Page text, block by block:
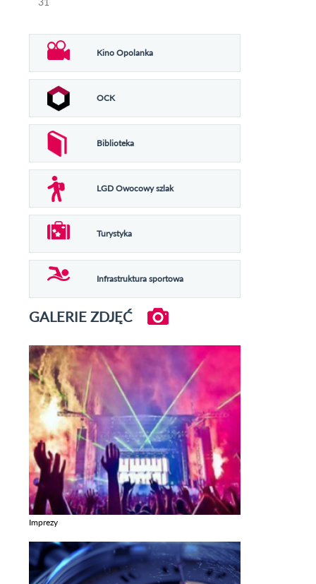
Kino Opolanka
OCK
Biblioteka
LGD Owocowy szlak
Turystyka
Infrastruktura sportowa
GALERIE ZDJĘĆ
Imprezy